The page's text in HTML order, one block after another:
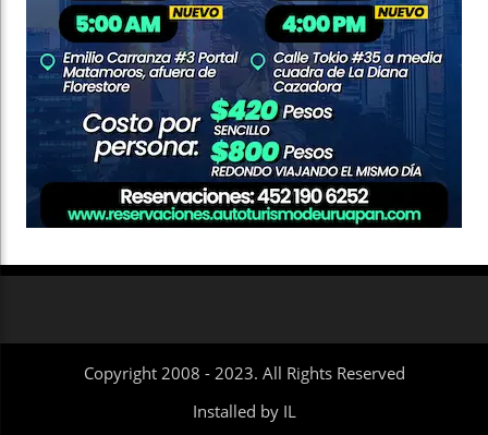
Copyright 2008 - 2023. All Rights Reserved
Installed by IL